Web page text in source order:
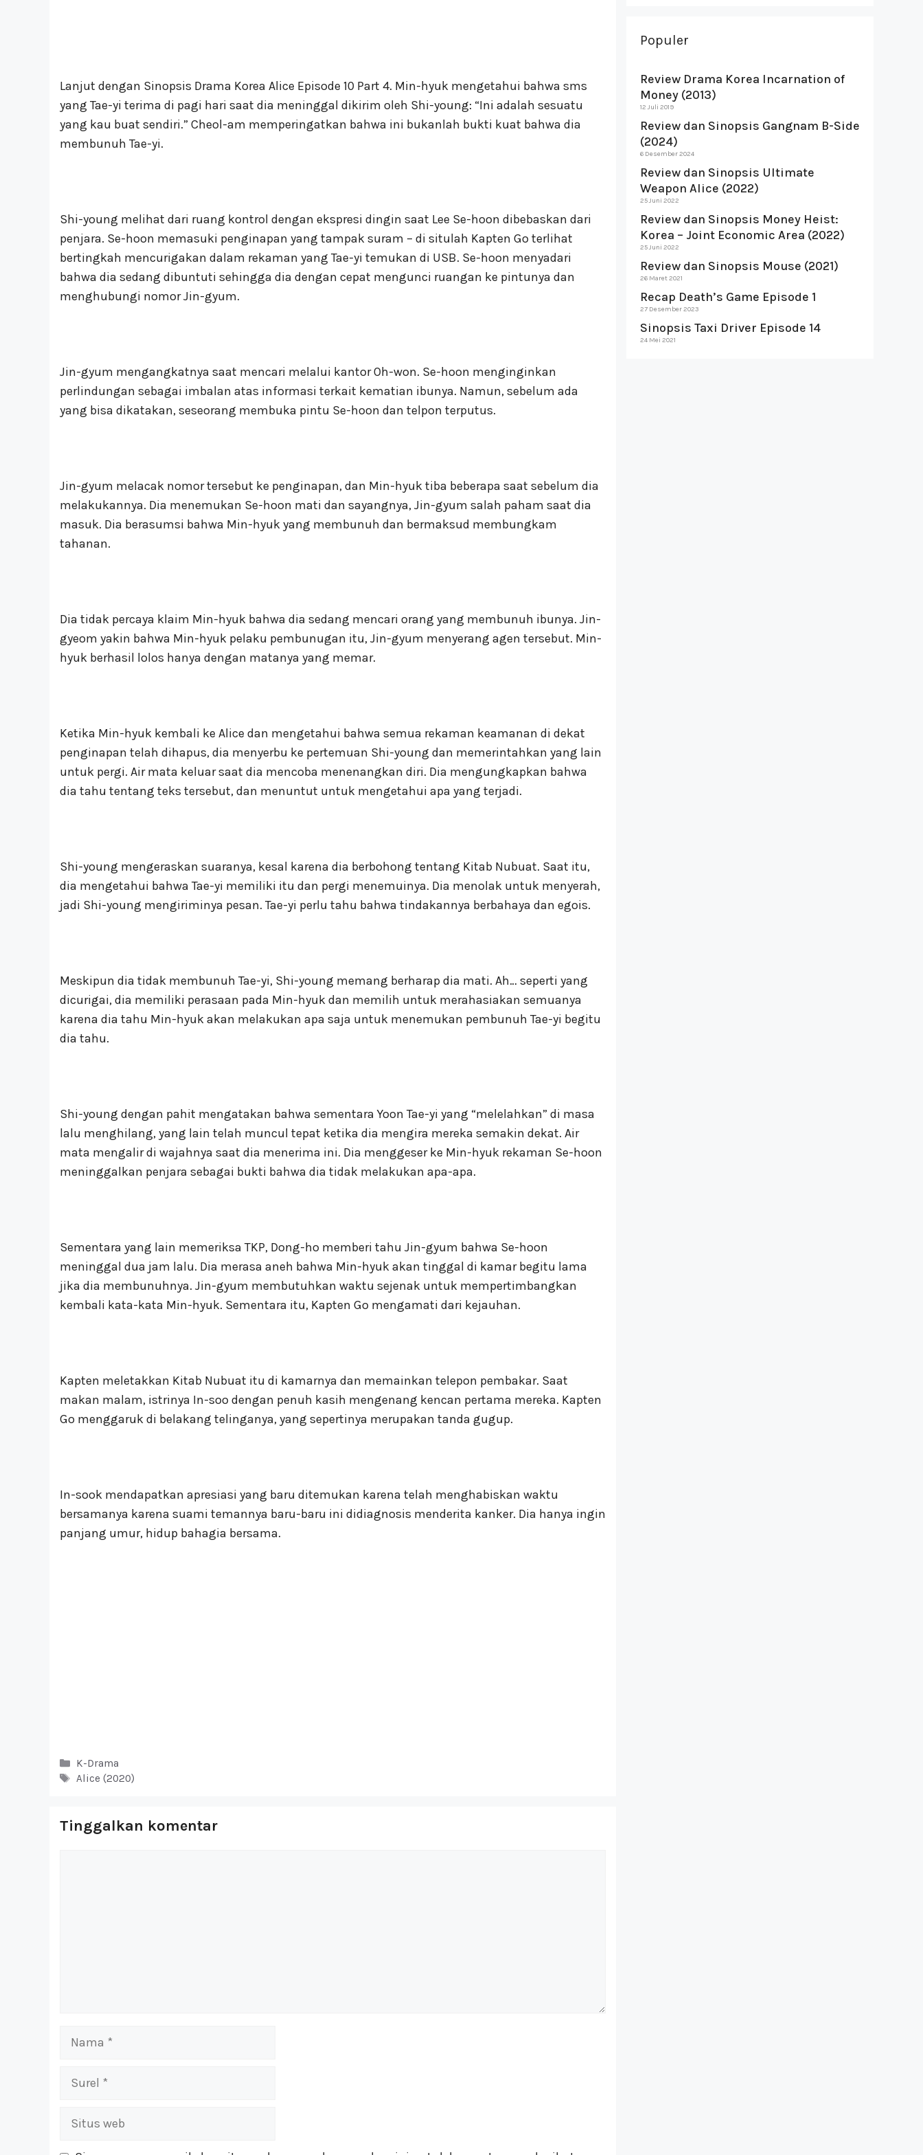
Lanjut dengan Sinopsis Drama Korea Alice Episode 10 Part 4. Min-hyuk mengetahui bahwa sms
yang Tae-yi terima di pagi hari saat dia meninggal dikirim oleh Shi-young: “Ini adalah sesuatu
yang kau buat sendiri.” Cheol-am memperingatkan bahwa ini bukanlah bukti kuat bahwa dia
membunuh Tae-yi.
Shi-young melihat dari ruang kontrol dengan ekspresi dingin saat Lee Se-hoon dibebaskan dari
penjara. Se-hoon memasuki penginapan yang tampak suram – di situlah Kapten Go terlihat
bertingkah mencurigakan dalam rekaman yang Tae-yi temukan di USB. Se-hoon menyadari
bahwa dia sedang dibuntuti sehingga dia dengan cepat mengunci ruangan ke pintunya dan
menghubungi nomor Jin-gyum.
Jin-gyum mengangkatnya saat mencari melalui kantor Oh-won. Se-hoon menginginkan
perlindungan sebagai imbalan atas informasi terkait kematian ibunya. Namun, sebelum ada
yang bisa dikatakan, seseorang membuka pintu Se-hoon dan telpon terputus.
Jin-gyum melacak nomor tersebut ke penginapan, dan Min-hyuk tiba beberapa saat sebelum dia
melakukannya. Dia menemukan Se-hoon mati dan sayangnya, Jin-gyum salah paham saat dia
masuk. Dia berasumsi bahwa Min-hyuk yang membunuh dan bermaksud membungkam
tahanan.
Dia tidak percaya klaim Min-hyuk bahwa dia sedang mencari orang yang membunuh ibunya. Jin-
gyeom yakin bahwa Min-hyuk pelaku pembunugan itu, Jin-gyum menyerang agen tersebut. Min-
hyuk berhasil lolos hanya dengan matanya yang memar.
Ketika Min-hyuk kembali ke Alice dan mengetahui bahwa semua rekaman keamanan di dekat
penginapan telah dihapus, dia menyerbu ke pertemuan Shi-young dan memerintahkan yang lain
untuk pergi. Air mata keluar saat dia mencoba menenangkan diri. Dia mengungkapkan bahwa
dia tahu tentang teks tersebut, dan menuntut untuk mengetahui apa yang terjadi.
Shi-young mengeraskan suaranya, kesal karena dia berbohong tentang Kitab Nubuat. Saat itu,
dia mengetahui bahwa Tae-yi memiliki itu dan pergi menemuinya. Dia menolak untuk menyerah,
jadi Shi-young mengiriminya pesan. Tae-yi perlu tahu bahwa tindakannya berbahaya dan egois.
Meskipun dia tidak membunuh Tae-yi, Shi-young memang berharap dia mati. Ah… seperti yang
dicurigai, dia memiliki perasaan pada Min-hyuk dan memilih untuk merahasiakan semuanya
karena dia tahu Min-hyuk akan melakukan apa saja untuk menemukan pembunuh Tae-yi begitu
dia tahu.
Shi-young dengan pahit mengatakan bahwa sementara Yoon Tae-yi yang “melelahkan” di masa
lalu menghilang, yang lain telah muncul tepat ketika dia mengira mereka semakin dekat. Air
mata mengalir di wajahnya saat dia menerima ini. Dia menggeser ke Min-hyuk rekaman Se-hoon
meninggalkan penjara sebagai bukti bahwa dia tidak melakukan apa-apa.
Sementara yang lain memeriksa TKP, Dong-ho memberi tahu Jin-gyum bahwa Se-hoon
meninggal dua jam lalu. Dia merasa aneh bahwa Min-hyuk akan tinggal di kamar begitu lama
jika dia membunuhnya. Jin-gyum membutuhkan waktu sejenak untuk mempertimbangkan
kembali kata-kata Min-hyuk. Sementara itu, Kapten Go mengamati dari kejauhan.
Kapten meletakkan Kitab Nubuat itu di kamarnya dan memainkan telepon pembakar. Saat
makan malam, istrinya In-soo dengan penuh kasih mengenang kencan pertama mereka. Kapten
Go menggaruk di belakang telinganya, yang sepertinya merupakan tanda gugup.
In-sook mendapatkan apresiasi yang baru ditemukan karena telah menghabiskan waktu
bersamanya karena suami temannya baru-baru ini didiagnosis menderita kanker. Dia hanya ingin
panjang umur, hidup bahagia bersama.
Kategori
K-Drama
Tag
Alice (2020)
Tinggalkan komentar
Nama
Surel
Situs
Populer
Review Drama Korea Incarnation of
Money (2013)
12 Juli 2019
Review dan Sinopsis Gangnam B-Side
(2024)
6 Desember 2024
Review dan Sinopsis Ultimate
Weapon Alice (2022)
25 Juni 2022
Review dan Sinopsis Money Heist:
Korea – Joint Economic Area (2022)
25 Juni 2022
Review dan Sinopsis Mouse (2021)
26 Maret 2021
Recap Death’s Game Episode 1
27 Desember 2023
Sinopsis Taxi Driver Episode 14
24 Mei 2021